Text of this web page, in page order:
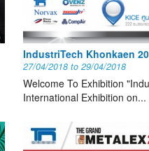
IndustriTech Khonkaen
27/04/2018 to29/04/2018
Welcome To Exhibition
International Exhibition on...